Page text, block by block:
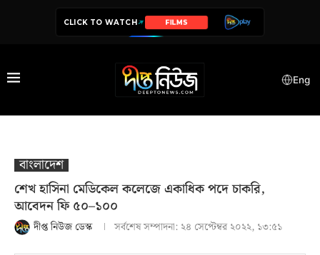
CLICK TO WATCH SERIES
Eng
বাংলাদেশ
শেখ হাসিনা মেডিকেল কলেজে একাধিক পদে চাকরি,
আবেদন ফি ৫০–১০০
দীপ্ত নিউজ ডেস্ক সর্বশেষ সম্পাদনা: ২৪ সেপ্টেম্বর ২০২২, ১৩:৫১